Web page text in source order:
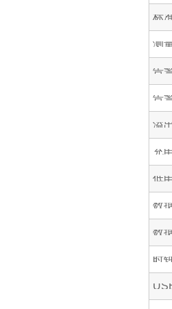
标
测
告
告
溢
充
低
数
数
时